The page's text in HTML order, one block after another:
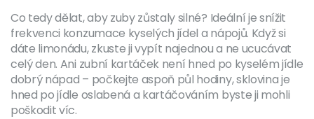
Co tedy dělat, aby zuby zůstaly silné? Ideální je snížit
frekvenci konzumace kyselých jídel a nápojů. Když si
dáte limonádu, zkuste ji vypít najednou a ne ucucávat
celý den. Ani zubní kartáček není hned po kyselém jídle
dobrý nápad – počkejte aspoň půl hodiny, sklovina je
hned po jídle oslabená a kartáčováním byste ji mohli
poškodit víc.